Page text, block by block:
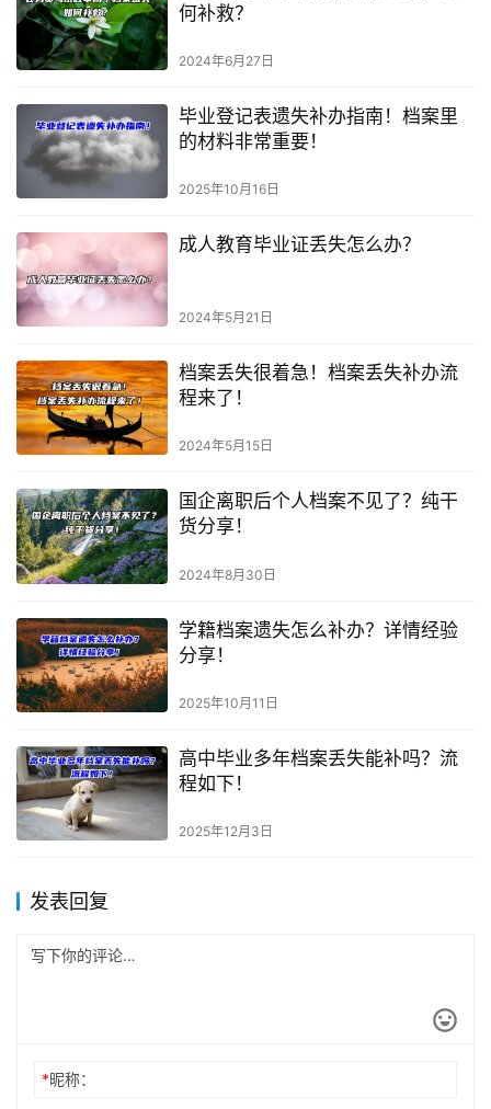
何补救？
2024年6月27日
毕业登记表遗失补办指南！档案里
的材料非常重要！
2025年10月16日
成人教育毕业证丢失怎么办？
2024年5月21日
档案丢失很着急！档案丢失补办流
程来了！
2024年5月15日
国企离职后个人档案不见了？纯干
货分享！
2024年8月30日
学籍档案遗失怎么补办？详情经验
分享！
2025年10月11日
高中毕业多年档案丢失能补吗？流
程如下！
2025年12月3日
发表回复
*昵称：